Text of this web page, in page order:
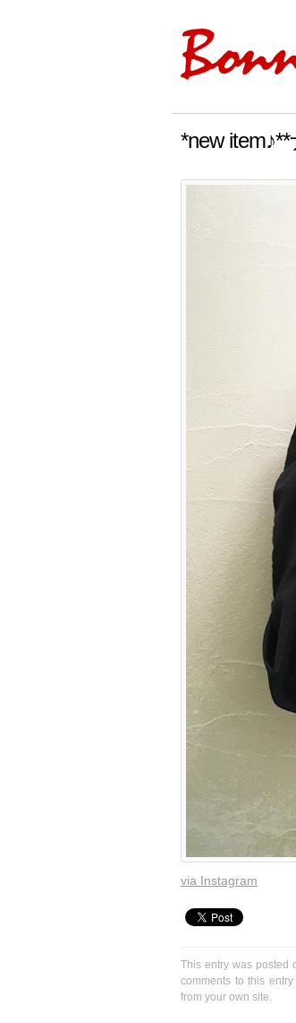
*new
via Instagram
This entry was posted
comments to this
from your own site.